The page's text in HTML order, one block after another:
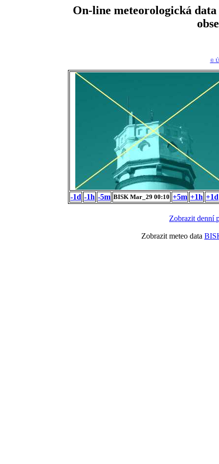
On-line meteorologická
©
-1d -1h -5m BISK Mar_29 00:10 +5m +1h +1d
Zobrazit denní
Zobrazit meteo data